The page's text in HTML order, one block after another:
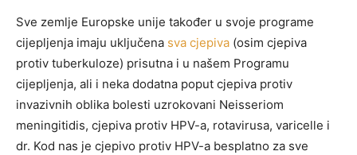
Sve zemlje Europske unije također u svoje programe
cijepljenja imaju uključena sva cjepiva (osim cjepiva
protiv tuberkuloze) prisutna i u našem Programu
cijepljenja, ali i neka dodatna poput cjepiva protiv
invazivnih oblika bolesti uzrokovani Neisseriom
meningitidis, cjepiva protiv HPV-a, rotavirusa, varicelle i
dr. Kod nas je cjepivo protiv HPV-a besplatno za sve